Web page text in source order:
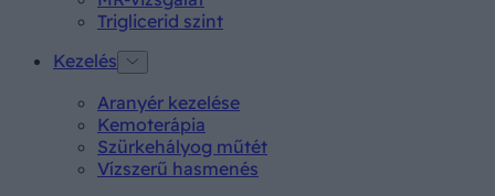
Triglicerid szint
Kezelés
Aranyér kezelése
Kemoterápia
Szürkehályog műtét
Vízszerű hasmenés